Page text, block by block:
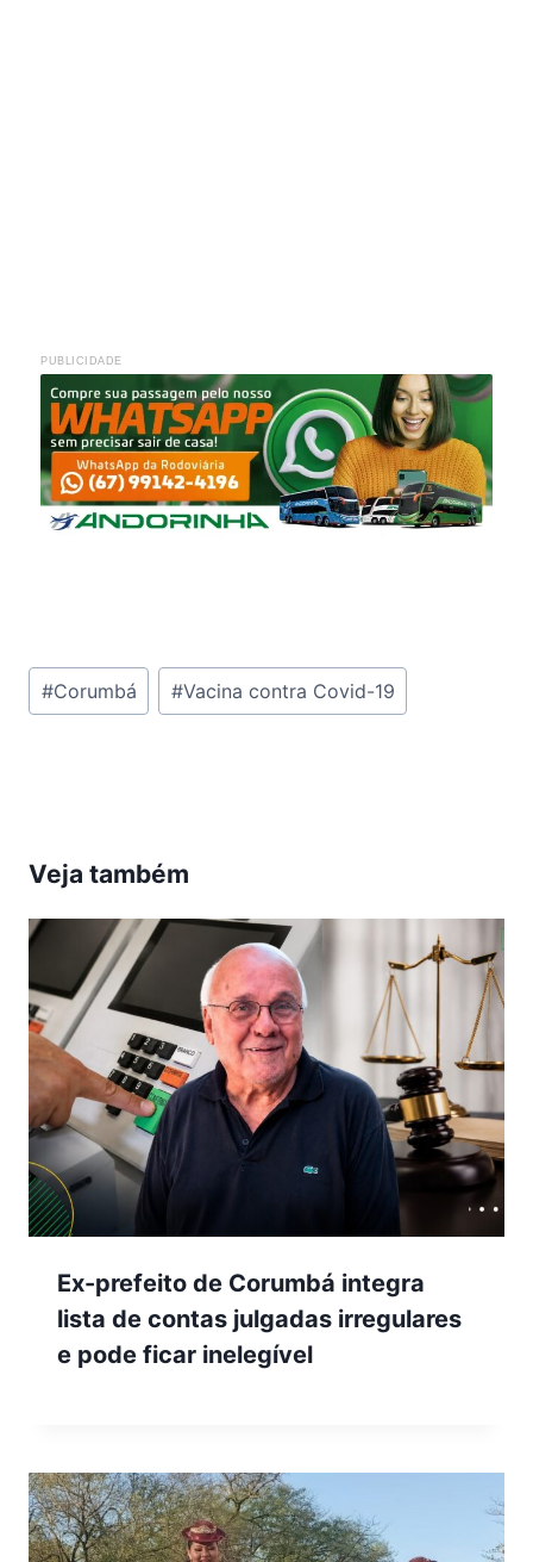
PUBLICIDADE
Tags
do
#Corumbá #Vacina contra Covid-19
Veja também
Ex-prefeito de Corumbá integra
lista de contas julgadas irregulares
e pode ficar inelegível